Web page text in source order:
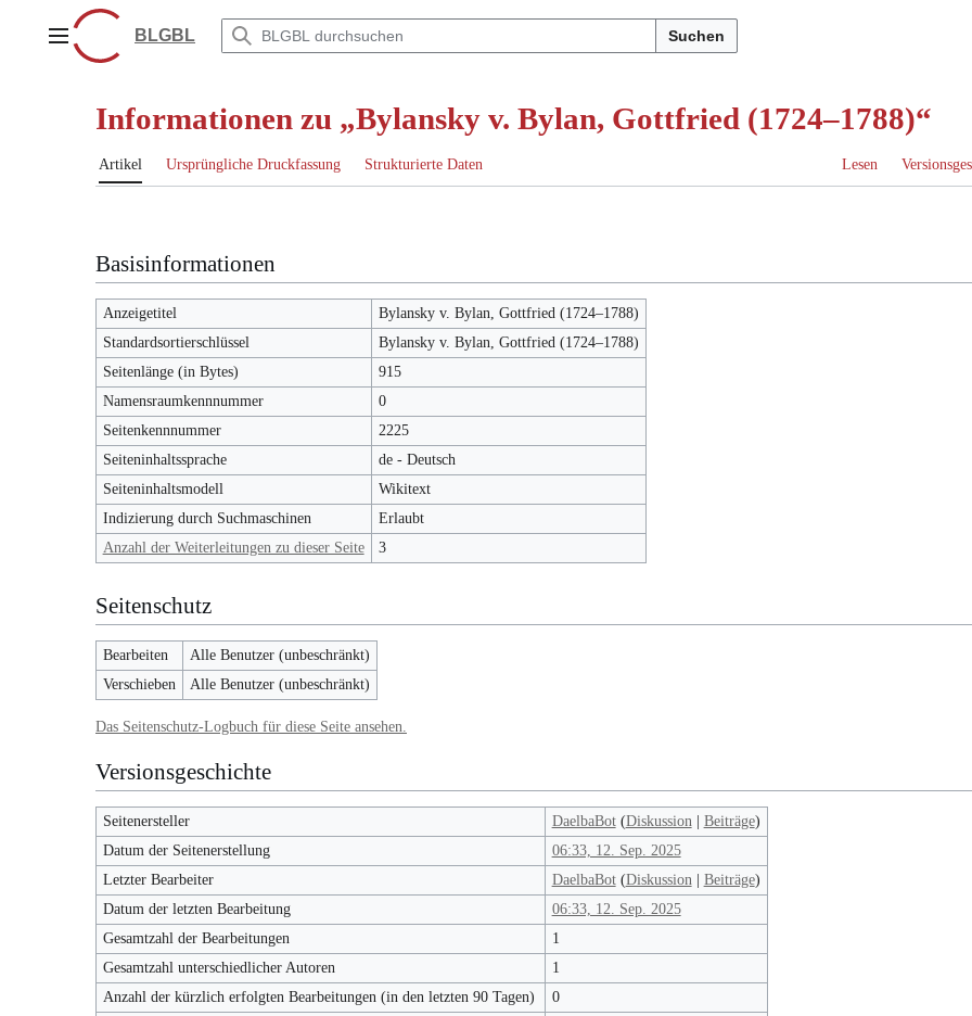
springenHauptmenüBLGBL Suchen
Informationen zu „Bylansky v. Bylan, Gottfried (1724–1788)“
Artikel Ursprüngliche Druckfassung Strukturierte Daten Lesen
Basisinformationen
Anzeigetitel
Bylansky v. Bylan, Gottfried (1724–1788)
Standardsortierschlüssel
Bylansky v. Bylan, Gottfried (1724–1788)
Seitenlänge (in Bytes)
915
Namensraumkennnummer
0
Seitenkennnummer
2225
Seiteninhaltssprache
de - Deutsch
Seiteninhaltsmodell
Wikitext
Indizierung durch Suchmaschinen
Erlaubt
Anzahl der Weiterleitungen zu dieser Seite
3
Seitenschutz
Bearbeiten
Alle Benutzer (unbeschränkt)
Verschieben
Alle Benutzer (unbeschränkt)
Das Seitenschutz-Logbuch für diese Seite ansehen.
Versionsgeschichte
Seitenersteller DaelbaBot (Diskussion| Beiträge)
Datum der Seitenerstellung
06:33, 12. Sep. 2025
Letzter Bearbeiter
DaelbaBot (Diskussion| Beiträge)
Datum der letzten Bearbeitung
06:33, 12. Sep. 2025
Gesamtzahl der Bearbeitungen
1
Gesamtzahl unterschiedlicher Autoren
1
Anzahl der kürzlich erfolgten Bearbeitungen (in den letzten 90 Tagen)
0